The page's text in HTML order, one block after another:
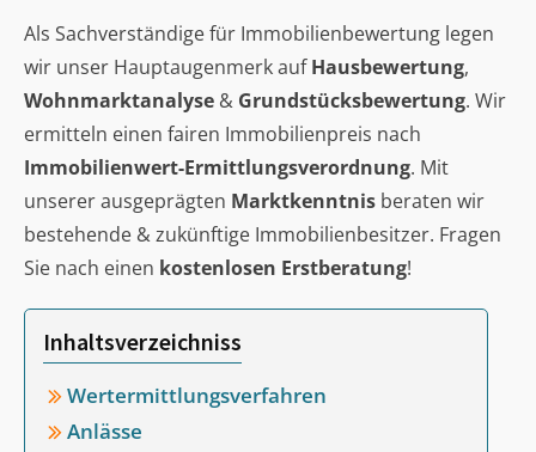
Als Sachverständige für Immobilienbewertung legen
wir unser Hauptaugenmerk aufHausbewertung,
Wohnmarktanalyse & Grundstücksbewertung. Wir
ermitteln einen fairen Immobilienpreis nach
Immobilienwert-Ermittlungsverordnung. Mit
unserer ausgeprägten Marktkenntnis beraten wir
bestehende & zukünftige Immobilienbesitzer. Fragen
Sie nach einen kostenlosen Erstberatung!
Inhaltsverzeichniss
Wertermittlungsverfahren
Anlässe